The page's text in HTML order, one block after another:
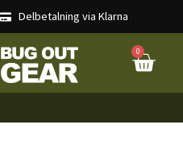
Delbetalning via Klarna
0